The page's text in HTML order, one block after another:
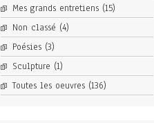
Mes grands entretiens(15)
Non classé (4)
Poésies(3)
Sculpture (1)
Toutes les oeuvres(136)